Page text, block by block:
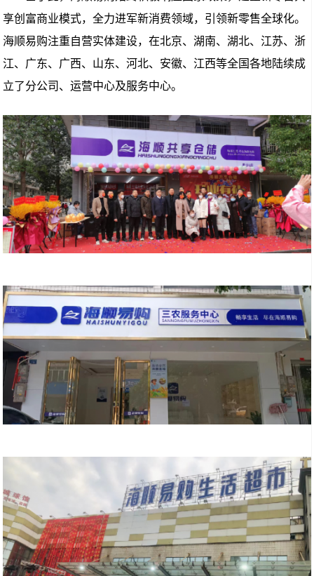
享创富商业模式，全力进军新消费领域，引领新零售全球化。
海顺易购注重自营实体建设，在北京、湖南、湖北、江苏、浙
江、广东、广西、山东、河北、安徽、江西等全国各地陆续成
立了分公司、运营中心及服务中心。